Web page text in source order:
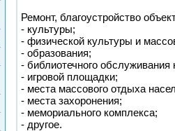
Ремонт, благоустройство
- культуры;
- физической культуры и
- образования;
- библиотечного обслуживания
- игровой площадки;
- места массового отдыха
- места захоронения;
- мемориального комплекса;
- другое.